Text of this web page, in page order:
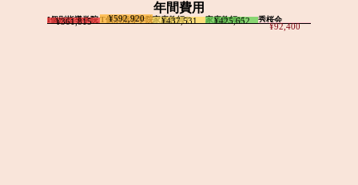
年間費用
I個別指導学院
¥361,815 T個別指導学院
¥592,920 家庭教師T
¥437,531 家庭教師M
¥425,652 秀桜会
¥92,400